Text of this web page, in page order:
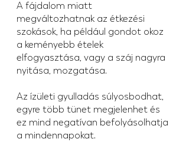
A fájdalom miatt
megváltozhatnak az étkezési
szokások, ha például gondot okoz
a keményebb ételek
elfogyasztása, vagy a száj nagyra
nyitása, mozgatása.
Az ízületi gyulladás súlyosbodhat,
egyre több tünet megjelenhet és
ez mind negatívan befolyásolhatja
a mindennapokat.